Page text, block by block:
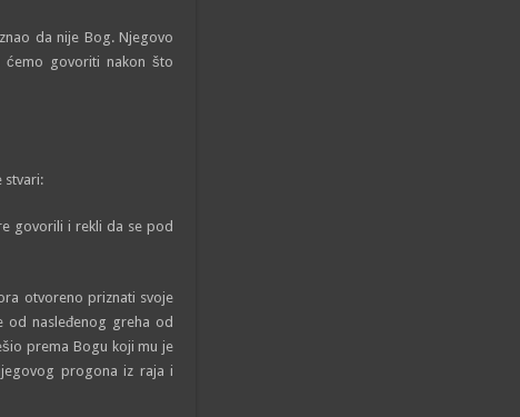
da nije Bog. Njegovo
ćemo govoriti nakon što
stvari:
govorili i rekli da se pod
otvoreno priznati svoje
od nasleđenog greha od
prema Bogu koji mu je
progona iz raja i